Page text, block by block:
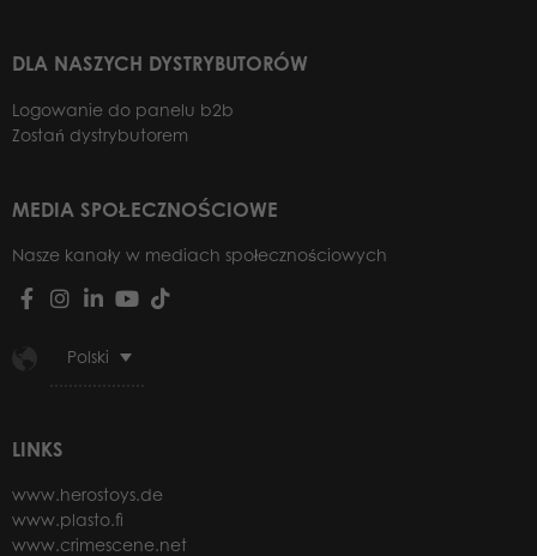
DLA NASZYCH DYSTRYBUTORÓW
Logowanie do panelu b2b
Zostań dystrybutorem
MEDIA SPOŁECZNOŚCIOWE
Nasze kanały w mediach społecznościowych
Polski
LINKS
www.herostoys.de
www.plasto.fi
www.crimescene.net